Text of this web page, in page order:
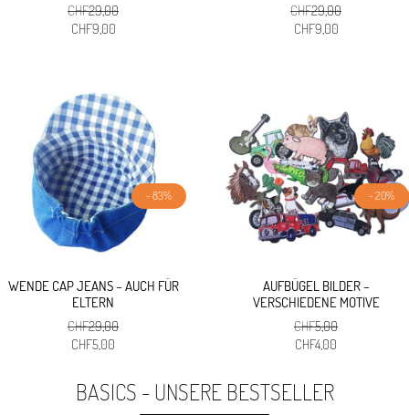
CHF29,00
Ursprünglicher
CHF9,00Aktueller
CHF29,00
Ursprünglicher
CHF9,00Aktueller
- 83%
WENDE CAP JEANS – AUCH FÜR
ELTERN
CHF29,00
Ursprünglicher
war:
CHF29,00
CHF5,00
ist:
CHF5,00.
- 20%
AUFBÜGEL BILDER –
VERSCHIEDENE MOTIVE
CHF5,00
Ursprünglicher
war:
CHF5,00
CHF4,00
BASICS - UNSERE BESTSELLER